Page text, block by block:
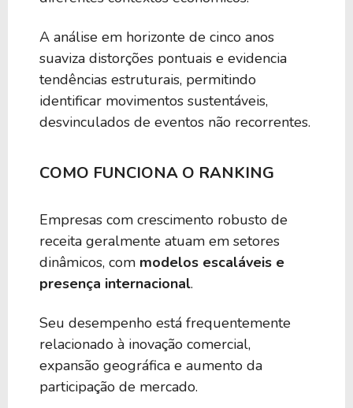
A análise em horizonte de cinco anos
suaviza distorções pontuais e evidencia
tendências estruturais, permitindo
identificar movimentos sustentáveis,
desvinculados de eventos não recorrentes.
COMO FUNCIONA O RANKING
Empresas com crescimento robusto de
receita geralmente atuam em setores
dinâmicos, com modelos escaláveis e
presença internacional.
Seu desempenho está frequentemente
relacionado à inovação comercial,
expansão geográfica e aumento da
participação de mercado.